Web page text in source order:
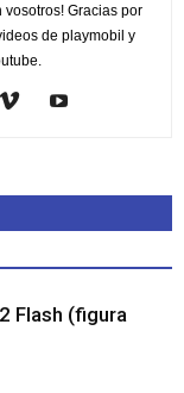
Gracias por
de playmobil y
Flash (figura